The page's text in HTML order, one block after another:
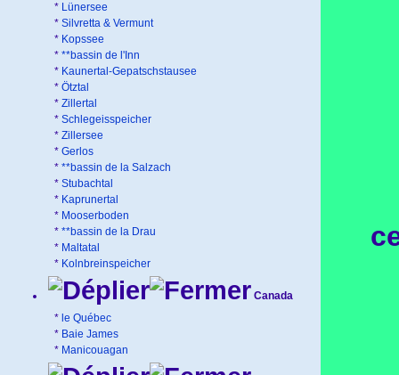
* Lünersee
* Silvretta & Vermunt
* Kopssee
* **bassin de l'Inn
* Kaunertal-Gepatschstausee
* Ötztal
* Zillertal
* Schlegeisspeicher
* Zillersee
* Gerlos
* **bassin de la Salzach
* Stubachtal
* Kaprunertal
* Mooserboden
* **bassin de la Drau
* Maltatal
* Kolnbreinspeicher
Canada
* le Québec
* Baie James
* Manicouagan